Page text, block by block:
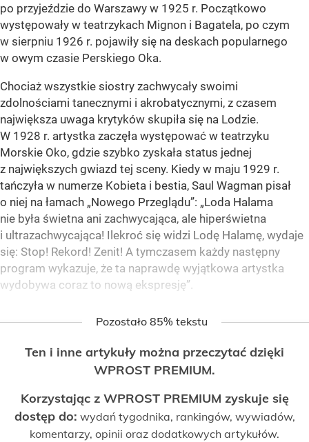
po przyjeździe do Warszawy w 1925 r. Początkowo
występowały w teatrzykach Mignon i Bagatela, po czym
w sierpniu 1926 r. pojawiły się na deskach popularnego
w owym czasie Perskiego Oka.
Chociaż wszystkie siostry zachwycały swoimi
zdolnościami tanecznymi i akrobatycznymi, z czasem
największa uwaga krytyków skupiła się na Lodzie.
W 1928 r. artystka zaczęła występować w teatrzyku
Morskie Oko, gdzie szybko zyskała status jednej
z największych gwiazd tej sceny. Kiedy w maju 1929 r.
tańczyła w numerze Kobieta i bestia, Saul Wagman pisał
o niej na łamach „Nowego Przeglądu”: „Loda Halama
nie była świetna ani zachwycająca, ale hiperświetna
i ultrazachwycająca! Ilekroć się widzi Lodę Halamę, wydaje
się: Stop! Rekord! Zenit! A tymczasem każdy następny
program wykazuje, że ta naprawdę wyjątkowa artystka
wydobywa coraz to nową ekspresję”.
Pozostało 85% tekstu
Ten i inne artykuły można przeczytać dzięki
WPROST PREMIUM.
Korzystając z WPROST PREMIUM zyskuje się
dostęp do: wydań tygodnika, rankingów, wywiadów,
komentarzy, opinii oraz dodatkowych artykułów.